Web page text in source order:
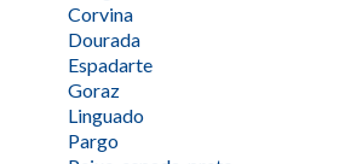
Corvina
Dourada
Espadarte
Goraz
Linguado
Pargo